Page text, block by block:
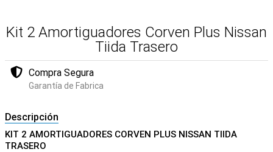
Kit 2 Amortiguadores Corven Plus Nissan
Tiida Trasero
Compra Segura
Garantía de Fabrica
Descripción
KIT 2 AMORTIGUADORES CORVEN PLUS NISSAN TIIDA
TRASERO